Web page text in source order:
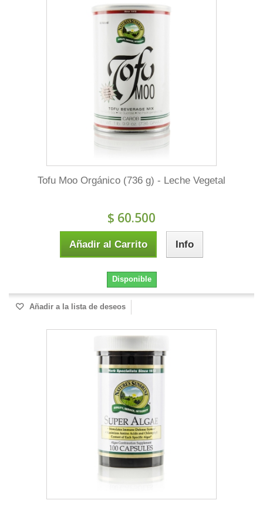
Tofu Moo Orgánico (736 g) - Leche Vegetal
$ 60.500
Añadir al Carrito Info
Disponible
Añadir a la lista de deseos